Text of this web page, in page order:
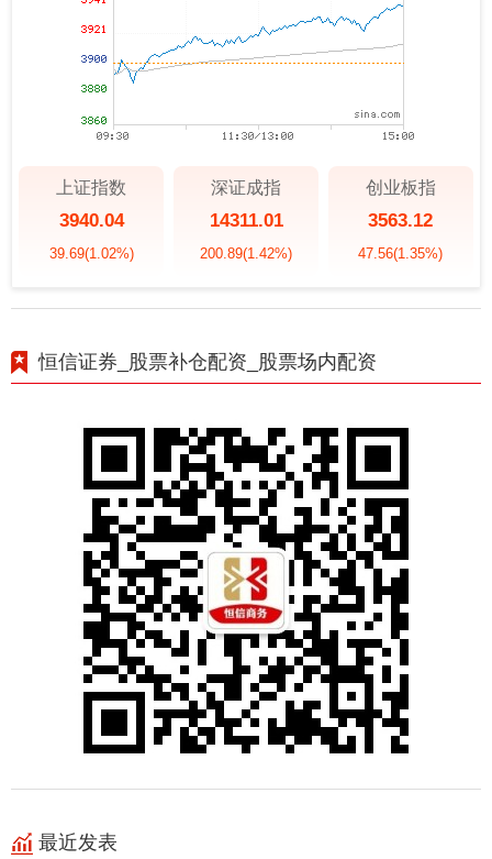
上证指数
3940.04
39.69(1.02%)
深证成指
14311.01
200.89(1.42%)
创业板指
3563.12
47.56(1.35%)
恒信证券_股票补仓配资_股票场内配资
最近发表